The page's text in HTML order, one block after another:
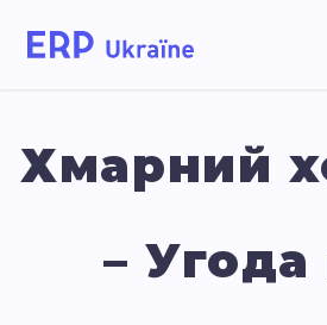
Хмарний
– Угода